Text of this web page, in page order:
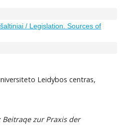
/ Legislation. Sources of
Leidybos centras,
zur Praxis der